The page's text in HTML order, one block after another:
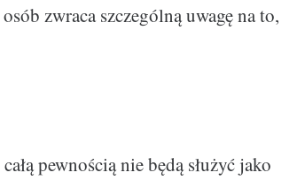
zwraca szczególną uwagę na to,
pewnością nie będą służyć jako